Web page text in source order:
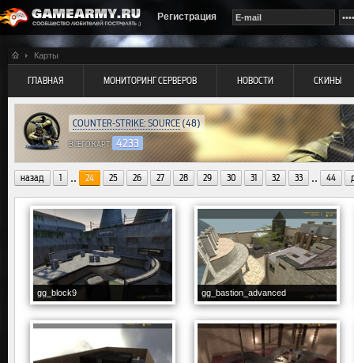
Регистрация
Карты
ГЛАВНАЯ МОНИТОРИНГ СЕРВЕРОВ НОВОСТИ СКИНЫ
COUNTER-STRIKE: SOURCE (48)
ВСЕГО КАРТ 4233
назад 1 .. 24 25 26 27 28 29 30 31 32 33 .. 44
gg_block9 gg_bastion_advanced